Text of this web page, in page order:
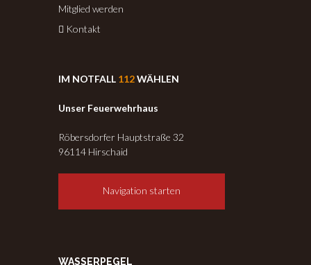
Mitglied werden
Kontakt
IM NOTFALL 112WÄHLEN
Unser Feuerwehrhaus
Röbersdorfer Hauptstraße 32
96114 Hirschaid
Navigation starten
WASSERPEGEL